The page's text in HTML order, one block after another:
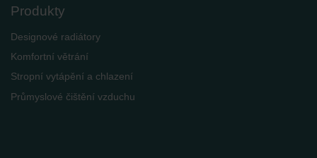
Produkty
Designové radiátory
Komfortní větrání
Stropní vytápění a chlazení
Průmyslové čištění vzduchu